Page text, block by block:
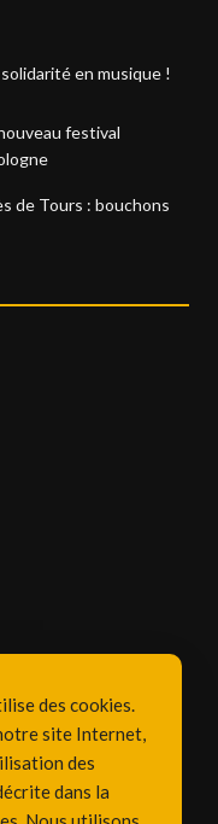
en musique !
festival
de Tours : bouchons
des cookies.
site Internet,
des
dans la